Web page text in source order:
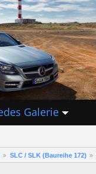
Galerie
SLC / SLK (Baureihe 172)